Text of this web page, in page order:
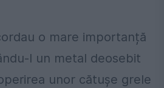
o mare importanță
l un metal deosebit
unor cătușe grele